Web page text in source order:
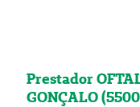
Prestador
GONÇALO